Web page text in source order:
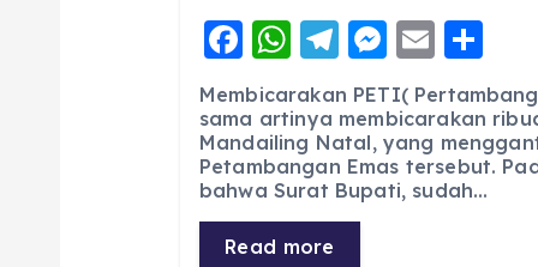
F
a
c
e
b
o
W
h
a
ts
A
p
T
el
e
g
r
a
M
e
ss
e
n
E
m
ai
l
h
a
re
Membicarakan PETI(
sama artinya membicarakan
Mandailing Natal, yang
Petambangan Emas tersebut.
bahwa Surat Bupati, sudah…
Read more